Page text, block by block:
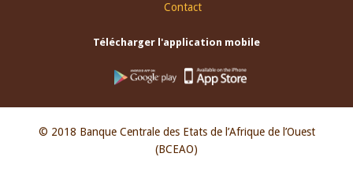
Contact
Télécharger l'application mobile
© 2018 Banque Centrale des Etats de l’Afrique de l’Ouest
(BCEAO)